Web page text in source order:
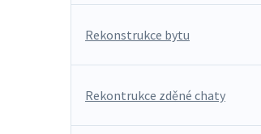
Rekonstrukce bytu
Rekontrukce zděné chaty